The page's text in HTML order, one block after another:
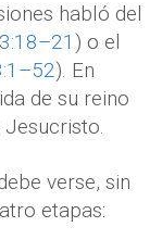
habló del
) o el
). En
de su reino
verse, sin
etapas: